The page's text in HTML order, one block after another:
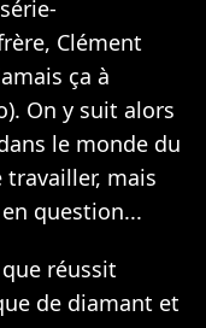
Clément
ça à
On y suit alors
le monde du
travailler, mais
question...
réussit
de diamant et